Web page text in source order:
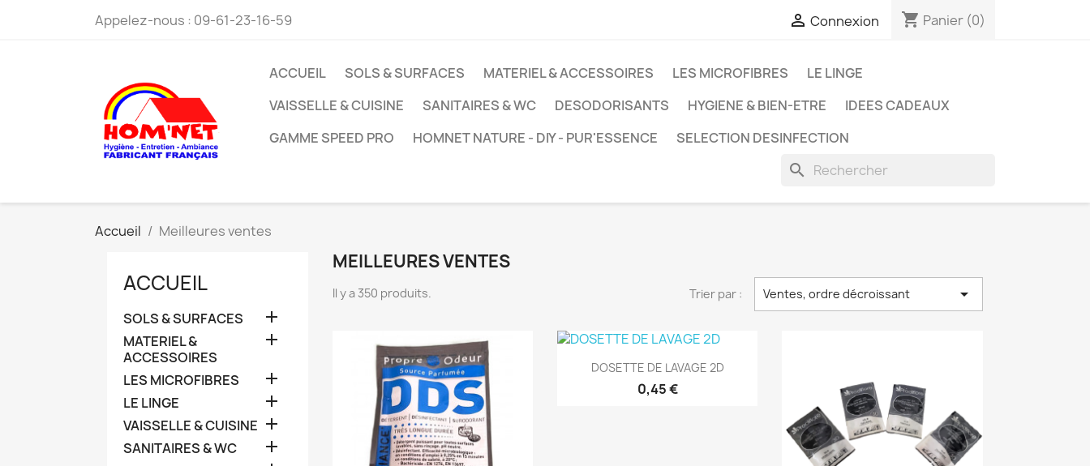
Appelez-nous : 09-61-23-16-59  Connexion shopping_cart Panier (0)
ACCUEIL SOLS & SURFACES MATERIEL & ACCESSOIRES LES MICROFIBRES
LE LINGE
VAISSELLE & CUISINE
SANITAIRES & WC DESODORISANTS HYGIENE & BIEN-ETRE
IDEES CADEAUX
GAMME SPEED PRO
HOMNET NATURE - DIY - PUR'ESSENCE SELECTION DESINFECTION
search
Accueil Meilleures ventes
ACCUEIL
SOLS & SURFACES 
MATERIEL &
ACCESSOIRES

LES MICROFIBRES 
LE LINGE 
VAISSELLE & CUISINE 
SANITAIRES & WC 
MEILLEURES VENTES
Il y a 350 produits. Trier par : Ventes, ordre décroissant 
Aperçu rapide
DOSETTE DE LAVAGE 2D
0,45 €